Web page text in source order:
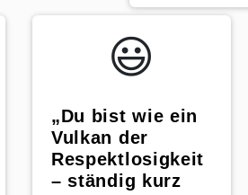
WhatsApp
😃️
„Du bist wie ein
Vulkan der
Respektlosigkeit
– ständig kurz